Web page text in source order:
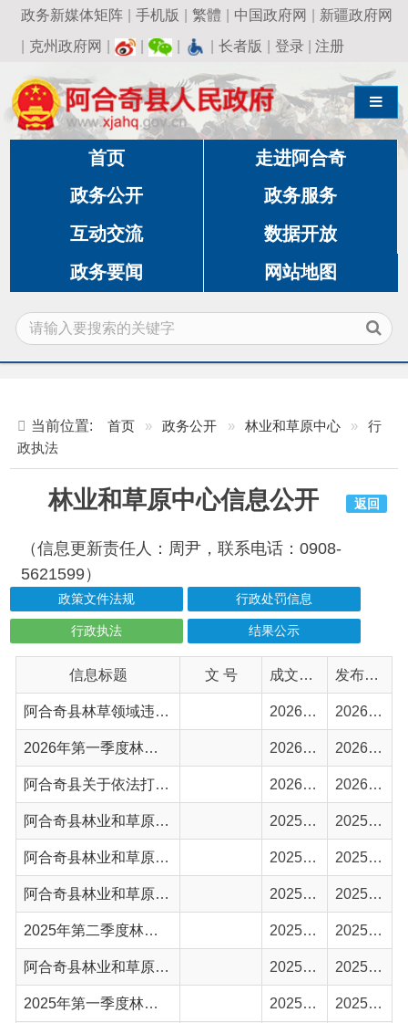
政务新媒体矩阵 | 手机版 繁體 | 中国政府网 | 新疆政府网
克州政府网 | | | 长者版 | 登录|注册
导航切换
首页 走进阿合奇
政务公开 政务服务
互动交流 数据开放
政务要闻 网站地图
林业和草原中心信息公开
（信息更新责任人：周尹，联系电话：0908-
5621599）
行政执法 结果公示
信息标题 成文日期
2026-07-22
2026年第一季度林木采伐情况表 2026-04-07 2026-04-10
阿合奇县关于依法打击各类破坏林地、草地、湿地资源违法行为的告知书 2026-03-05 2026-03-05
阿合奇县林业和草原局2025年第四季度行政执法情况 2025-12-15 2025-12-16
阿合奇县林业和草原局2025年第三季度行政执法情况
阿合奇县林业和草原局2025年第二季度行政执法情况 2025-07-03 2025-07-03
2025年第二季度林木采伐统计表 2025-06-30 2025-07-03
阿合奇县林业和草原局2025年第一季度行政执法情况 2025-04-03 2025-04-04
2025年第一季度林木采伐统计表 2025-03-31 2025-04-02
2024年办理苗木检疫证台账
阿合奇县林业和草原局行政执法情况 2024-10-04 2024-10-12
阿合奇县林业和草原管理中心2024年1-10月办理苗木检疫证统计表 2024-10-07 2024-10-12